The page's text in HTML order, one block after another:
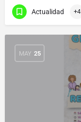
Actualidad +4
MAY 25